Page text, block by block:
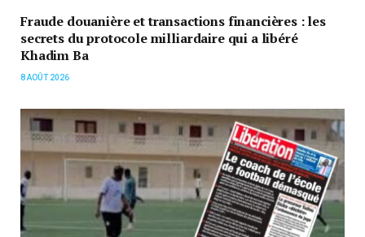
Fraude douanière et transactions financières : les
secrets du protocole milliardaire qui a libéré
Khadim Ba
8 AOÛT 2026